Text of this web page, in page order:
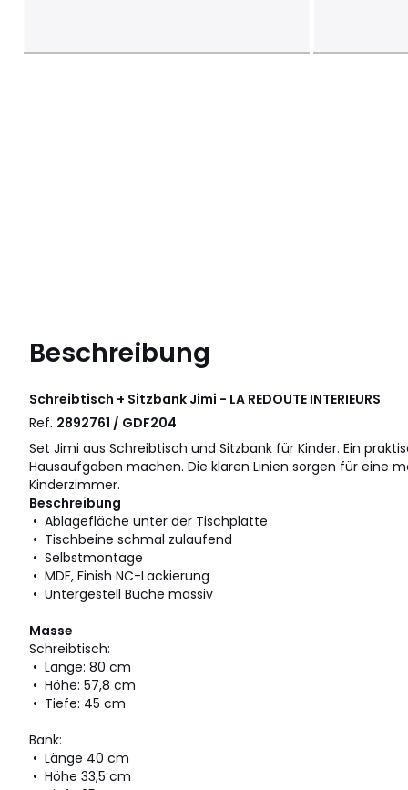
Beschreibung
Schreibtisch + Sitzbank Jimi - LA REDOUTE INTERIEURS
Ref. 2892761 / GDF204
Set Jimi aus Schreibtisch und Sitzbank für Kinder. Ein
Hausaufgaben machen. Die klaren Linien sorgen für eine
Kinderzimmer.
Beschreibung
• Ablagefläche unter der Tischplatte
• Tischbeine schmal zulaufend
• Selbstmontage
• MDF, Finish NC-Lackierung
• Untergestell Buche massiv
Masse
Schreibtisch:
• Länge: 80 cm
• Höhe: 57,8 cm
• Tiefe: 45 cm
Bank:
• Länge 40 cm
• Höhe 33,5 cm